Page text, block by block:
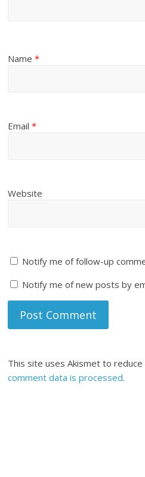
Name*
Email*
Website
Notify me of follow-up
Notify me of new posts by
This site uses Akismet to reduce
comment data is processed.